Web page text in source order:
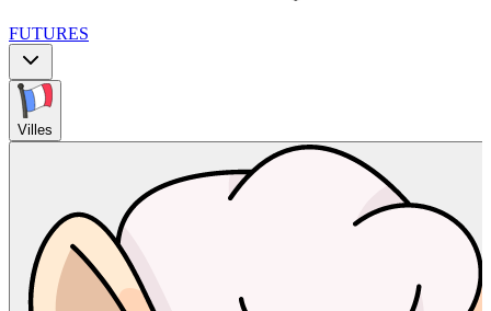
FUTURES
Villes